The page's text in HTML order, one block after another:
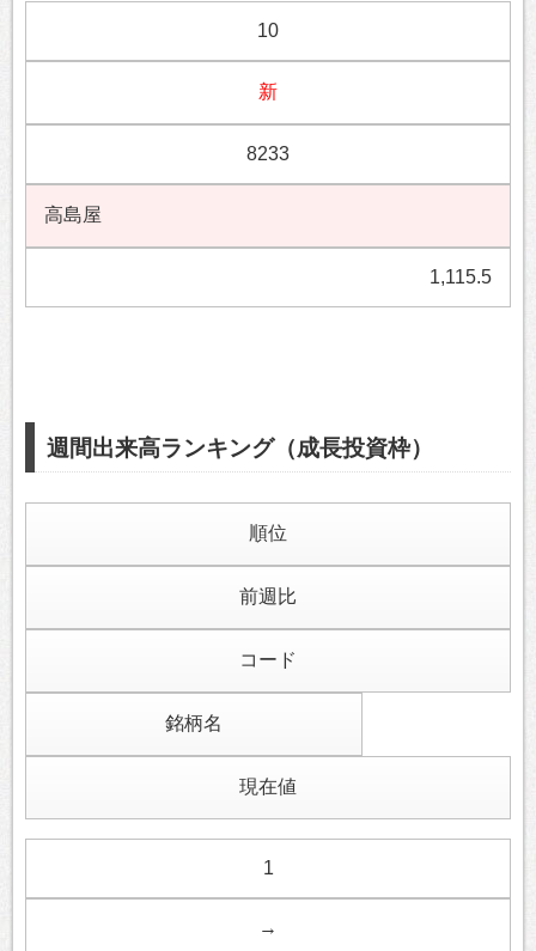
10
新
8233
高島屋
1,115.5
週間出来高ランキング（成長投資枠）
順位
前週比
コード
銘柄名
現在値
1
→